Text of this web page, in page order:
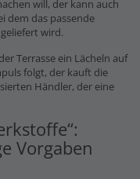
will, der kann auch
dem das passende
wird.
Terrasse ein Lächeln auf
folgt, der kauft die
Händler, der eine
Vorgaben